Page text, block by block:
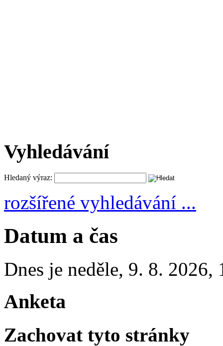
Vyhledávání
Hledaný výraz:
rozšířené vyhledávání ...
Datum a čas
Dnes je neděle, 9. 8. 2026,
Anketa
Zachovat tyto stránky